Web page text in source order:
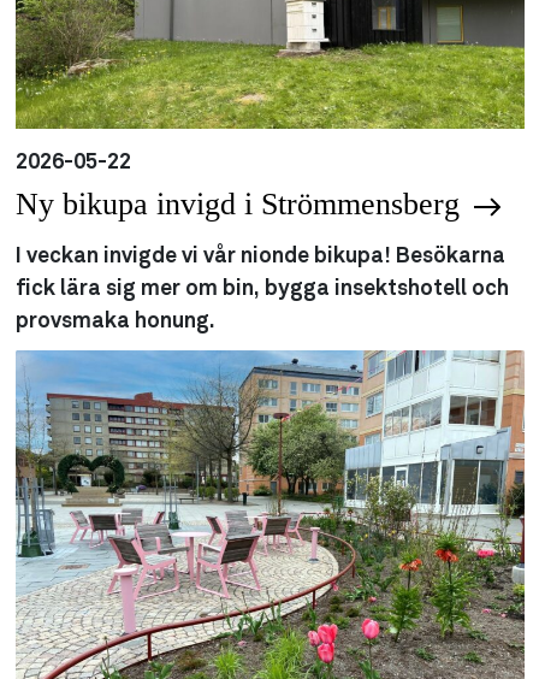
2026-05-22
Ny bikupa invigd i Strömmensberg
I veckan invigde vi vår nionde bikupa! Besökarna
fick lära sig mer om bin, bygga insektshotell och
provsmaka honung.